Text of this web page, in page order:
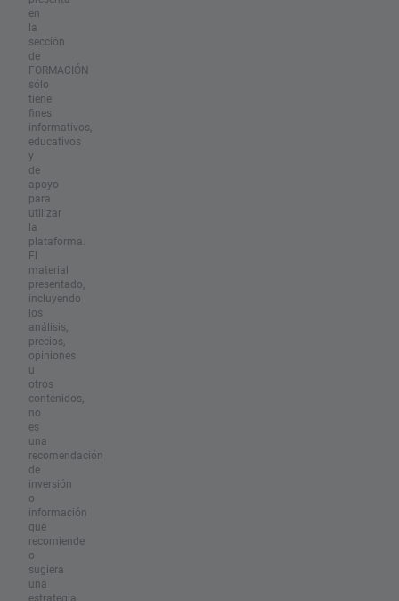
en
la
sección
de
FORMACIÓN
sólo
tiene
fines
informativos,
educativos
y
de
apoyo
para
utilizar
la
plataforma.
El
material
presentado,
incluyendo
los
análisis,
precios,
opiniones
u
otros
contenidos,
no
es
una
recomendación
de
inversión
o
información
que
recomiende
o
sugiera
una
estrategia